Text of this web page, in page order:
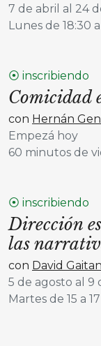
7 de abril al 24
Lunes de 18:30 a
⦿ inscribiendo
Comicidad
con Hernán
Empezá hoy
60 minutos de
⦿ inscribiendo
Dirección
las
con David
5 de agosto al 9
Martes de 15 a 17